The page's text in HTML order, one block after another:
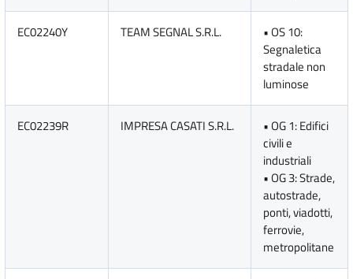
EC02240Y TEAM SEGNAL S.R.L.
• OS 10:
Segnaletica
stradale non
luminose
EC02239R IMPRESA CASATI S.R.L.
• OG 1: Edifici
civili e
industriali
• OG 3: Strade,
autostrade,
ponti, viadotti,
ferrovie,
metropolitane